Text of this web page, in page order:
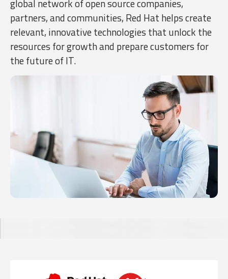
global network of open source companies,
partners, and communities, Red Hat helps create
relevant, innovative technologies that unlock the
resources for growth and prepare customers for
the future of IT.